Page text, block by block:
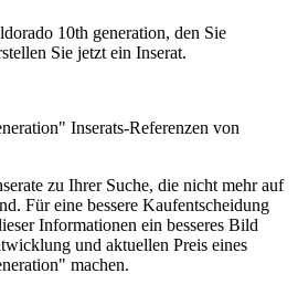
10th generation, den Sie
Sie jetzt ein Inserat.
Inserats-Referenzen von
zu Ihrer Suche, die nicht mehr auf
Für eine bessere Kaufentscheidung
Informationen ein besseres Bild
und aktuellen Preis eines
machen.